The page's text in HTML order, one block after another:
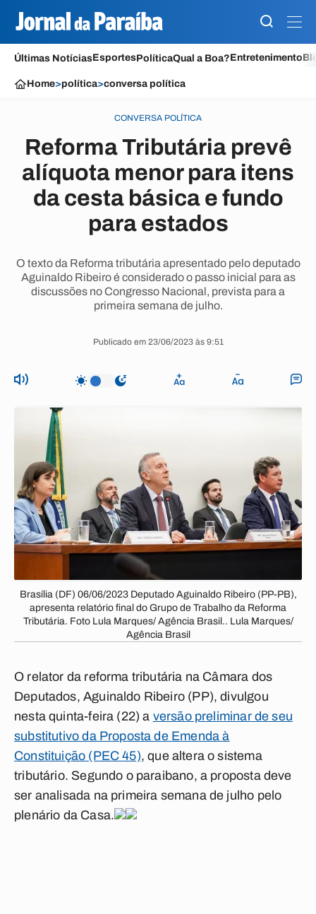
Últimas NotíciasEsportesPolíticaQual a Boa?Entretenimento
Home>política>conversa política
CONVERSA POLÍTICA
Reforma Tributária prevê
alíquota menor para itens
da cesta básica e fundo
para estados
O texto da Reforma tributária apresentado pelo deputado
Aguinaldo Ribeiro é considerado o passo inicial para as
discussões no Congresso Nacional, prevista para a
primeira semana de julho.
Publicado em 23/06/2023 às 9:51
Brasília (DF) 06/06/2023 Deputado Aguinaldo Ribeiro (PP-PB),
apresenta relatório final do Grupo de Trabalho da Reforma
Tributária. Foto Lula Marques/ Agência Brasil.. Lula Marques/
Agência Brasil
O relator da reforma tributária na Câmara dos
Deputados, Aguinaldo Ribeiro (PP), divulgou
nesta quinta-feira (22) a versão preliminar de seu
substitutivo da Proposta de Emenda à
Constituição (PEC 45), que altera o sistema
tributário. Segundo o paraibano, a proposta deve
ser analisada na primeira semana de julho pelo
plenário da Casa.